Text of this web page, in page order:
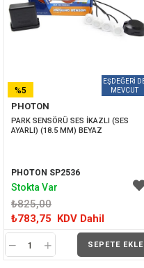
PHOTON
PARK SENSÖRÜ SES İKAZLI (SES
AYARLI) (18.5 MM) BEYAZ
PHOTON SP2536
₺825,00
₺783,75 KDV Dahil
SEPETE EKLE
%5
İNDIRIM
Stokta Var